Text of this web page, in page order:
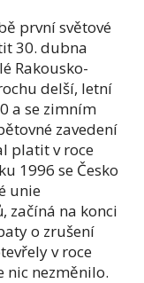
první světové
30. dubna
Rakousko-
delší, letní
a se zimním
zavedení
platit v roce
1996 se Česko
unie
začíná na konci
o zrušení
v roce
nic nezměnilo.